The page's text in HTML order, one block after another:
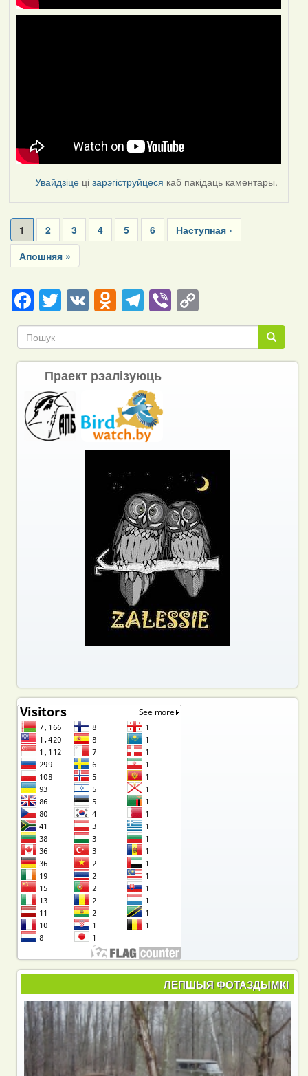
Увайдзіце цізарэгіструйцеся каб пакідаць каментары.
Pagination
Current
page
1 Page
2 Page
3 Page
4 Page
5 Page
6
Next
page
Наступная ›
Last
page
Апошняя »
Facebook
Twitter
VKOdnoklassniki
Telegram
ViberCopy
Link Пошук
Пошук
Праект рэалізуюць
ЛЕПШЫЯ ФОТАЗДЫМКІ